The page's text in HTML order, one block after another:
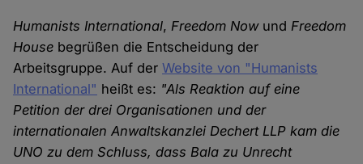
Humanists International,Freedom NowundFreedom
House begrüßen die Entscheidung der
Arbeitsgruppe. Auf derWebsite von "Humanists
International" heißt es: "Als Reaktion auf eine
Petition der drei Organisationen und der
internationalen Anwaltskanzlei Dechert LLP kam die
UNO zu dem Schluss, dass Bala zu Unrecht